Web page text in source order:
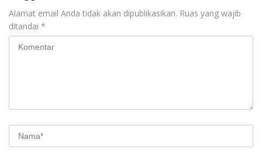
Alamat email Anda tidak akan dipublikasikan. Ruas yang wajib
ditandai *